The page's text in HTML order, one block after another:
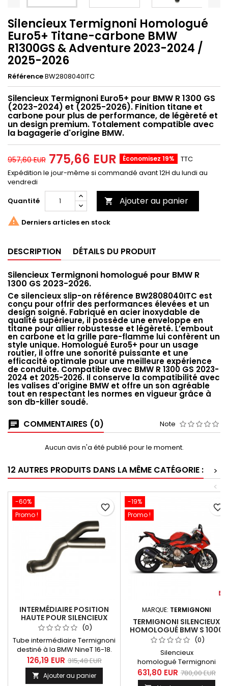
Silencieux Termignoni Homologué
Euro5+ Titane-carbone BMW
R1300GS & Adventure 2023-2024 /
2025-2026
RéférenceBW2808040ITC
Silencieux Termignoni Euro5+ pour BMW R 1300 GS
(2023-2024) et (2025-2026). Finition titane et
carbone pour plus de performance, de légèreté et
un design premium. Totalement compatible avec
la bagagerie d'origine BMW.
957,60 EUR 775,66 EUR Économisez 19%
TTC
Expédition le jour-même si commandé avant 12H du lundi au
vendredi
Quantité
 Ajouter au panier
 Derniers articles en stock
DESCRIPTION
DÉTAILS DU PRODUIT
Silencieux Termignoni homologué pour BMW R
1300 GS 2023-2026.
Ce silencieux slip-on référence BW2808040ITC est
conçu pour offrir des performances élevées et un
design soigné. Fabriqué en acier inoxydable de
qualité supérieure, il possède une enveloppe en
titane pour allier robustesse et légèreté. L’embout
en carbone et la grille pare-flamme lui confèrent un
style unique. Homologué Euro5+ pour un usage
routier, il offre une sonorité puissante et une
efficacité optimale pour une meilleure expérience
de conduite. Compatible avec BMW R 1300 GS 2023-
2024 et 2025-2026. Il conserve la compatibilité avec
les valises d'origine BMW et offre un son agréable
tout en respectant les normes en vigueur grâce à
son db-killer soudé.
COMMENTAIRES (0) Note
Aucun avis n'a été publié pour le moment.
12 AUTRES PRODUITS DANS LA MÊME CATÉGORIE :
>
<
-60%
Promo !
INTERMÉDIAIRE POSITION
HAUTE POUR SILENCIEUX
TERMIGNONI BMW NINET 16-
18
(0)
Tube intermédiaire Termignoni
destiné à la BMW NineT 16-18.
Cet intermédiaire ou "Y" est
destiné à être combiné avec la
paire de silencieux Termignoni
126,19 EUR 315,48 EUR
 Ajouter au panier
favorite_border
-19%
Promo !
MARQUE: TERMIGNONI
TERMIGNONI SILENCIEUX
HOMOLOGUÉ BMW S 1000
RR 2019-2020 TITANE NOIR -
CARBONE
(0)
Silencieux
homologué Termignoni
destiné à la BMW S 1000 RR
2019-2020. Ce silencieux se
631,80 EUR 780,00 EUR
favorite_border